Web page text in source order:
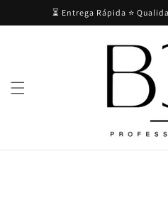
conteúdo
⏳ Entrega Rápida ⭐